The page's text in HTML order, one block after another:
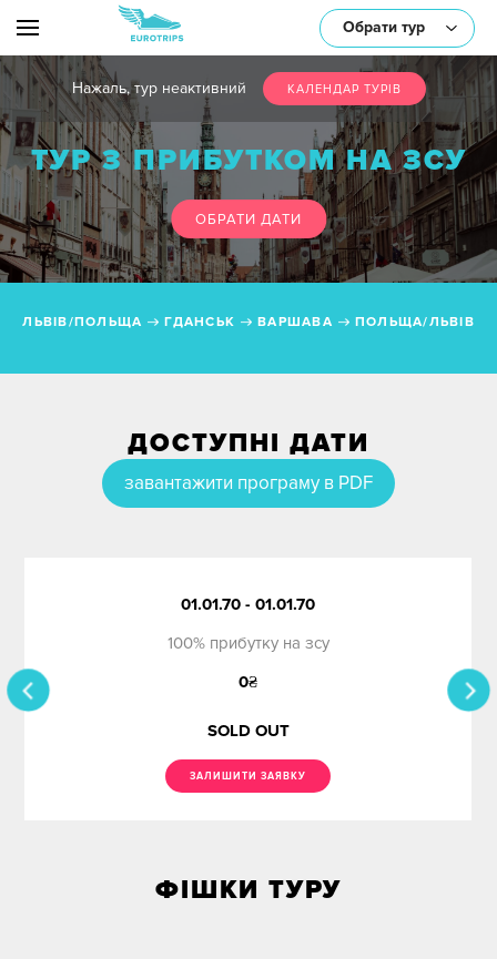
Обрати тур
або оберіть один/декілька параметрів:
Нажаль, тур неактивний КАЛЕНДАР ТУРIВ
ТУР З ПРИБУТКОМ НА ЗСУ
ОБРАТИ ДАТИ
ЛЬВІВ/ПОЛЬЩА ГДАНСЬК ВАРШАВА ПОЛЬЩА/ЛЬВІВ
ДОСТУПНІ ДАТИ
завантажити програму в PDF
01.01.70 - 01.01.70
100% прибутку на зсу
0₴
SOLD OUT
ЗАЛИШИТИ ЗАЯВКУ
ФІШКИ ТУРУ